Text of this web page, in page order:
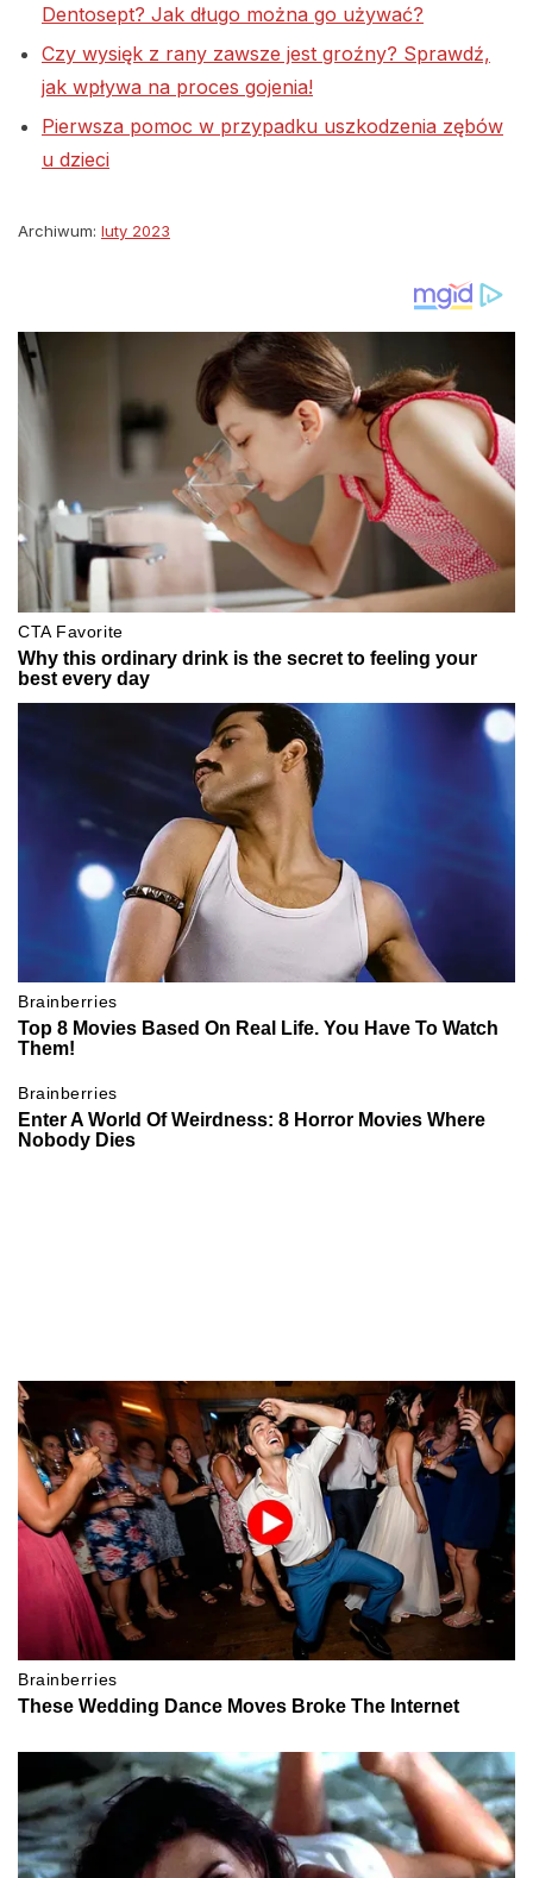
Dentosept? Jak długo można go używać?
Czy wysięk z rany zawsze jest groźny? Sprawdź,
jak wpływa na proces gojenia!
Pierwsza pomoc w przypadku uszkodzenia zębów
u dzieci
Archiwum: luty 2023